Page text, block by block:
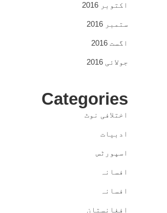
اکتوبر 2016
ستمبر 2016
اگست 2016
جولائی 2016
Categories
اختلافی نوٹ
ادبیات
اسپورٹس
افسانہ
افسانہ
افغانستان